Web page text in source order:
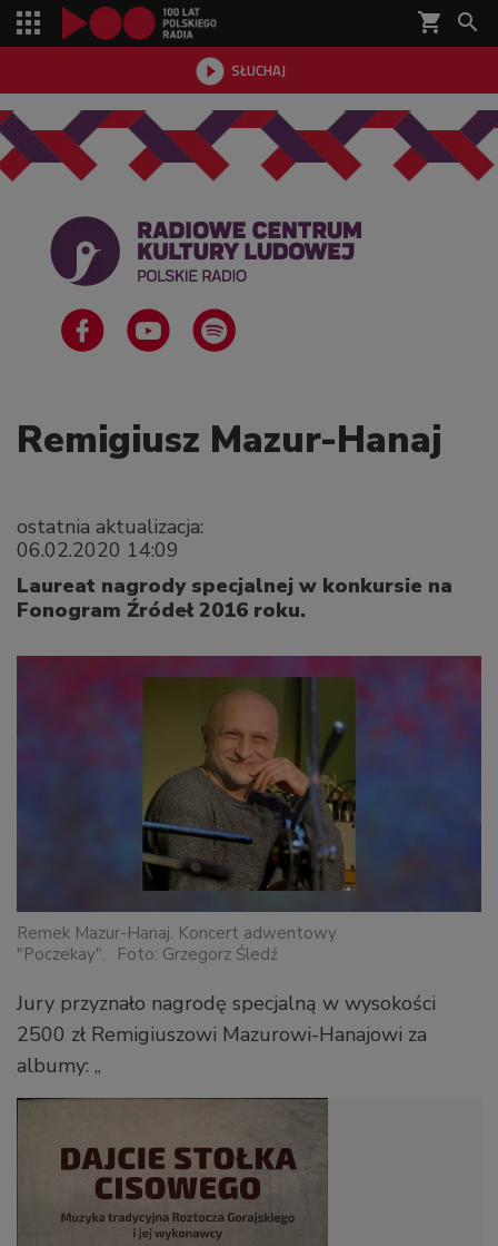
shopping_cart 
 SŁUCHAJ

Remigiusz Mazur-Hanaj
ostatnia aktualizacja:
06.02.2020 14:09
Laureat nagrody specjalnej w konkursie na
Fonogram Źródeł 2016 roku.
Remek Mazur-Hanaj. Koncert adwentowy
"Poczekay".
Foto: Grzegorz Śledź
Jury przyznało nagrodę specjalną w wysokości
2500 zł Remigiuszowi Mazurowi-Hanajowi za
albumy: „